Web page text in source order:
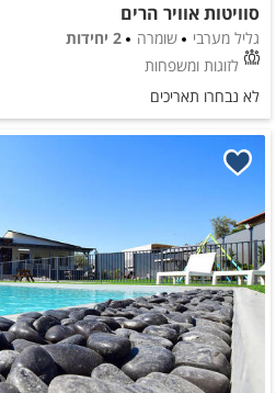
סוויטות אוויר הרים
גליל מערבי שומרה
2 יחידות
לזוגות ומשפחות
לא נבחרו תאריכים